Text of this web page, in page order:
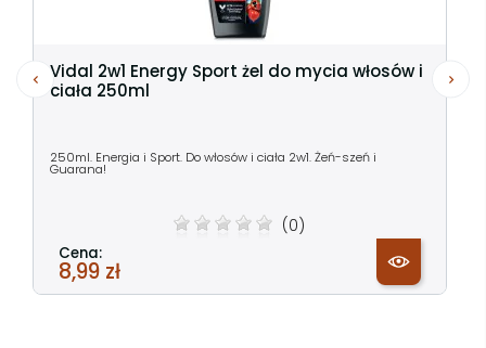
Vidal 2w1 Energy Sport żel do mycia włosów i
ciała 250ml
250ml. Energia i Sport. Do włosów i ciała 2w1. Żeń-szeń i
Guarana!
(0)
Cena:
8,99 zł